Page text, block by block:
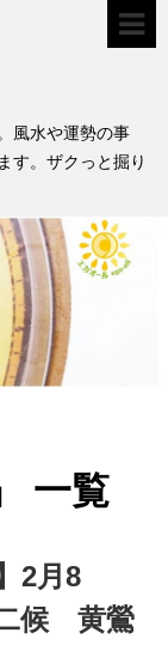
風水や運勢の事
す。ザクっと掘り
一覧
2月8
候 黄鶯